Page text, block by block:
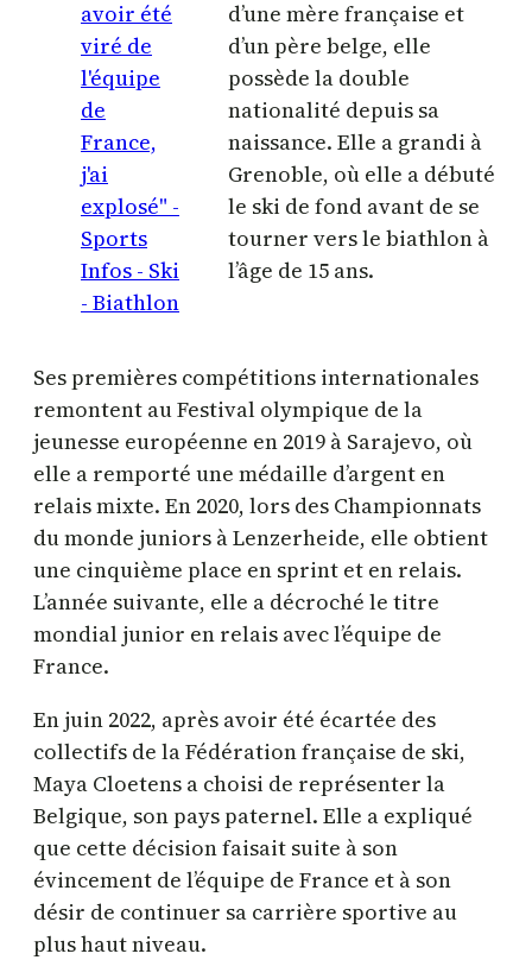
d’une mère française et
d’un père belge, elle
possède la double
nationalité depuis sa
naissance. Elle a grandi à
Grenoble, où elle a débuté
le ski de fond avant de se
tourner vers le biathlon à
l’âge de 15 ans.
Ses premières compétitions internationales
remontent au Festival olympique de la
jeunesse européenne en 2019 à Sarajevo, où
elle a remporté une médaille d’argent en
relais mixte. En 2020, lors des Championnats
du monde juniors à Lenzerheide, elle obtient
une cinquième place en sprint et en relais.
L’année suivante, elle a décroché le titre
mondial junior en relais avec l’équipe de
France. ​
En juin 2022, après avoir été écartée des
collectifs de la Fédération française de ski,
Maya Cloetens a choisi de représenter la
Belgique, son pays paternel. Elle a expliqué
que cette décision faisait suite à son
évincement de l’équipe de France et à son
désir de continuer sa carrière sportive au
plus haut niveau. ​